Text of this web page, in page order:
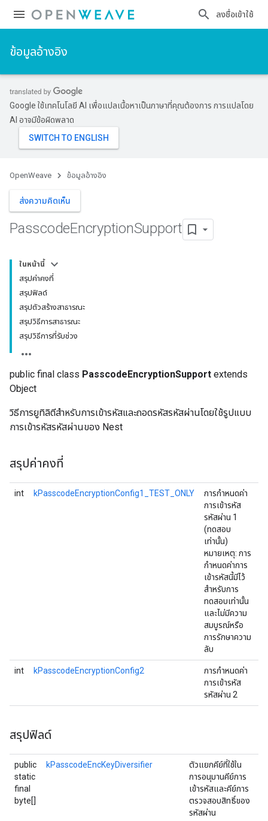
ลงชื่อเข้าใช้
ข้อมูลอ้างอิง
Google ใช้เทคโนโลยี AI เพื่อแปลเนื้อหาเป็นภาษาที่คุณต้องการ การแปลโดย
AI อาจมีข้อผิดพลาด
OpenWeave ข้อมูลอ้างอิง
ส่งความคิดเห็น
PasscodeEncryptionSupport
ในหน้านี้
สรุปค่าคงที่
สรุปฟิลด์
สรุปตัวสร้างสาธารณะ
สรุปวิธีการสาธารณะ
สรุปวิธีการที่รับช่วง
public final class PasscodeEncryptionSupport extends
Object
วิธีการยูทิลิตีสำหรับการเข้ารหัสและถอดรหัสรหัสผ่านโดยใช้รูปแบบ
การเข้ารหัสรหัสผ่านของ Nest
สรุปค่าคงที่
int kPasscodeEncryptionConfig1_TEST_ONLY
การกำหนดค่า
การเข้ารหัส
รหัสผ่าน 1
(ทดสอบ
เท่านั้น)
หมายเหตุ: การ
กำหนดค่าการ
เข้ารหัสนี้มีไว้
สำหรับการ
ทดสอบเท่านั้น
และไม่มีความ
สมบูรณ์หรือ
การรักษาความ
ลับ
int kPasscodeEncryptionConfig2
การกำหนดค่า
การเข้ารหัส
รหัสผ่าน 2
สรุปฟิลด์
public
static
final
byte[]
kPasscodeEncKeyDiversifier
ตัวแยกคีย์ที่ใช้ใน
การอนุมานคีย์การ
เข้ารหัสและคีย์การ
ตรวจสอบสิทธิ์ของ
รหัสผ่าน